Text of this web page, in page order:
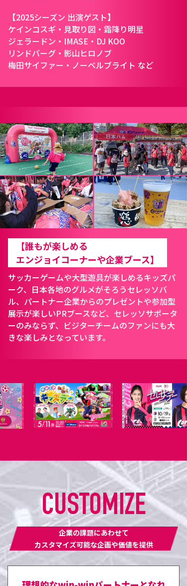
【2025シーズン 出演ゲスト】
ケインコスギ・見取り図・霜降り明星
ジェラードン・IMASE・DJ KOO
リンドバーグ・影山ヒロノブ
梅田サイファー・ノーベルブライト など
【誰もが楽しめる
エンジョイコーナーや企業ブース】
サッカーゲームや大型遊具が楽しめるキッズパ
ーク、日本各地のグルメがそろうセレッソバ
ル、パートナー企業からのプレゼントや参加型
展示が楽しいPRブースなど、セレッソサポータ
ーのみならず、ビジターチームのファンにも大
きな楽しみとなっています。
CUSTOMIZE
企業の課題にあわせて
カスタマイズ可能な企画や価値を提供